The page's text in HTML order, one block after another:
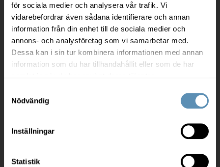
för sociala medier och analysera vår trafik. Vi
vidarebefordrar även sådana identifierare och annan
information från din enhet till de sociala medier och
annons- och analysföretag som vi samarbetar med.
Dessa kan i sin tur kombinera informationen med annan
information som du har tillhandahållit eller som de har
Nödvändig
Inställningar
Statistik
040-690 57 00
info@wihlborgs.se
Fler kontaktuppgifter
Felanmälan